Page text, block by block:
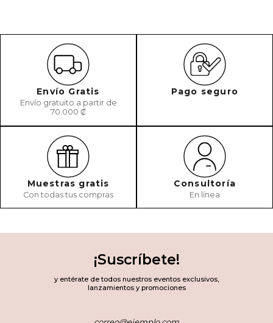
Envío Gratis
Envío gratuito a partir de
70.000 ₡
Pago seguro
Muestras gratis
Con todas tus compras
Consultoría
En línea
¡Suscríbete!
y entérate de todos nuestros eventos exclusivos,
lanzamientos y promociones